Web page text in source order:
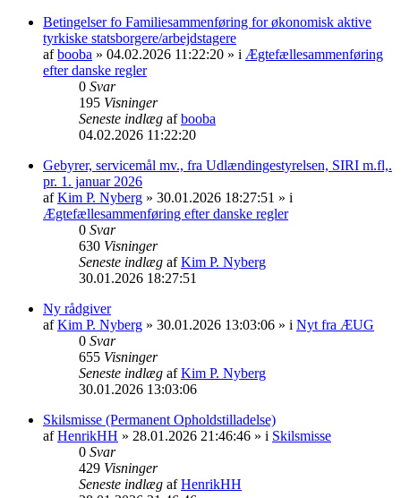
Betingelser fo Familiesammenføring for økonomisk aktive
tyrkiske statsborgere/arbejdstagere
afbooba » 04.02.2026 11:22:20 » i Ægtefællesammenføring
efter danske regler
0 Svar
195 Visninger
Seneste indlæg afbooba
04.02.2026 11:22:20
Gebyrer, servicemål mv., fra Udlændingestyrelsen, SIRI m.fl,.
pr. 1. januar 2026
afKim P. Nyberg » 30.01.2026 18:27:51 » i
Ægtefællesammenføring efter danske regler
0 Svar
630 Visninger
Seneste indlæg afKim P. Nyberg
30.01.2026 18:27:51
Ny rådgiver
afKim P. Nyberg » 30.01.2026 13:03:06 » i Nyt fra ÆUG
0 Svar
655 Visninger
Seneste indlæg afKim P. Nyberg
30.01.2026 13:03:06
Skilsmisse (Permanent Opholdstilladelse)
afHenrikHH » 28.01.2026 21:46:46 » i Skilsmisse
0 Svar
429 Visninger
Seneste indlæg afHenrikHH